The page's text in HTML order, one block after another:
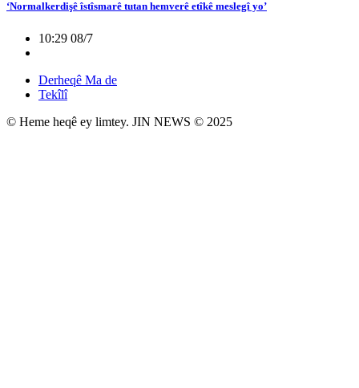
‘Normalkerdişê îstîsmarê tutan hemverê etîkê meslegî yo’
10:29 08/7
Derheqê Ma de
Tekîlî
© Heme heqê ey limtey. JIN NEWS © 2025